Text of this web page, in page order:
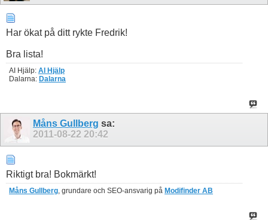
Har ökat på ditt rykte Fredrik!
Bra lista!
AI Hjälp: AI Hjälp
Dalarna: Dalarna
Måns Gullberg sa:
2011-08-22 20:42
Riktigt bra! Bokmärkt!
Måns Gullberg, grundare och SEO-ansvarig på Modifinder AB